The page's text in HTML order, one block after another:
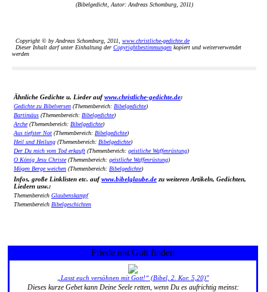
(Bibelgedicht, Autor: Andreas Schomburg, 2011)
Copyright © by Andreas Schomburg, 2011, www.christliche-gedichte.de
Dieser Inhalt darf unter Einhaltung der Copyrightbestimmungen kopiert und weiterverwendet
werden
Ähnliche Gedichte u. Lieder aufwww.christliche-gedichte.de:
Gedichte zu Bibelversen (Themenbereich: Bibelgedichte)
Bartimäus (Themenbereich: Bibelgedichte)
Arche(Themenbereich: Bibelgedichte)
Aus tiefster Not (Themenbereich: Bibelgedichte)
Heil und Heilung (Themenbereich: Bibelgedichte)
Der Du mich vom Tod erkauft (Themenbereich: geistliche Waffenrüstung)
O König Jesu Christe(Themenbereich: geistliche Waffenrüstung)
Mögen Berge weichen (Themenbereich: Bibelgedichte)
Infos, große Linklisten etc. aufwww.bibelglaube.de zu weiteren Artikeln, Gedichten,
Liedern usw.:
Themenbereich Glaubenskampf
Themenbereich Bibelgeschichten
Friede mit Gott finden
„Lasst euch versöhnen mit Gott!“ (Bibel, 2. Kor. 5,20)"
Dieses kurze Gebet kann Deine Seele retten, wenn Du es aufrichtig meinst: